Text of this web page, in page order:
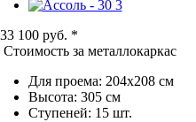
100 руб. *
Стоимость за металлокаркас
Для проема: 204х208 см
Высота: 305 см
Ступеней: 15 шт.